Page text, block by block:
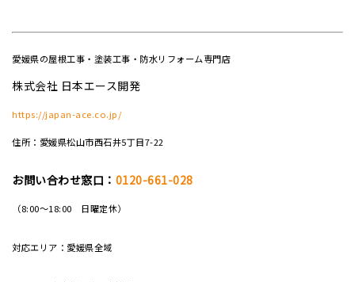
愛媛県の屋根工事・塗装工事・防水リフォーム専門店
株式会社 日本エース開発
https://japan-ace.co.jp/
住所：愛媛県松山市西石井5丁目7-22
お問い合わせ窓口： 0120-661-028
（8:00～18:00 日曜定休）
対応エリア：愛媛県全域